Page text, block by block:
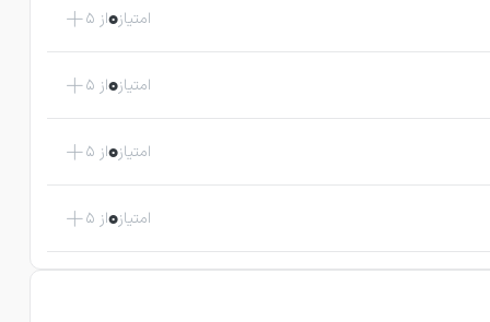
امتیاز0از 5
امتیاز0از 5
امتیاز0از 5
امتیاز0از 5